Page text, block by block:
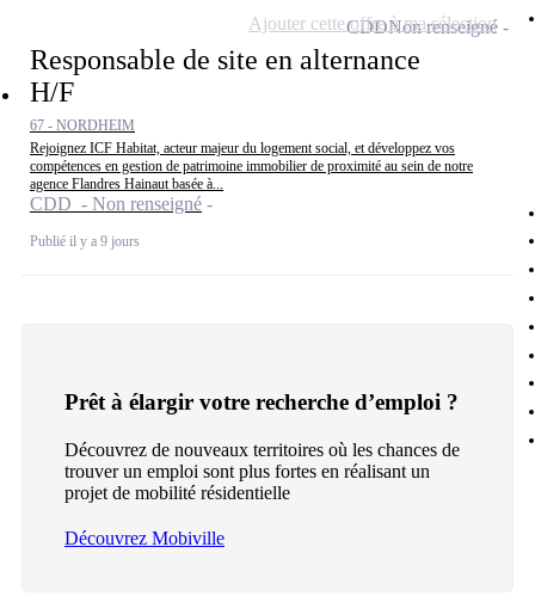
Responsable de site en alternance
H/F
67 - NORDHEIM
Rejoignez ICF Habitat, acteur majeur du logement social, et développez vos
compétences en gestion de patrimoine immobilier de proximité au sein de notre
agence Flandres Hainaut basée à...
CDD - Non renseigné
Publié il y a 9 jours
CDDNon renseigné
Ajouter cette offre à ma sélection
Prêt à élargir votre recherche d’emploi ?
Découvrez de nouveaux territoires où les chances de
trouver un emploi sont plus fortes en réalisant un
projet de mobilité résidentielle
Découvrez Mobiville